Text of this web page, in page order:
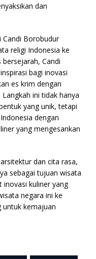
dan
Candi Borobudur
religi Indonesia ke
Candi
bagi inovasi
es krim dengan
ini tidak hanya
yang unik, tetapi
dengan
yang mengesankan
dan cita rasa,
sebagai tujuan wisata
inovasi kuliner yang
negara ini ke
untuk kemajuan